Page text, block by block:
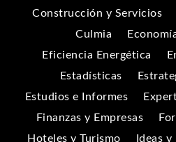
Construcción y Servicios
Culmia
Eficiencia Energética
Estadísticas
Estudios e Informes
Finanzas y Empresas
Hoteles y Turismo
Ideas